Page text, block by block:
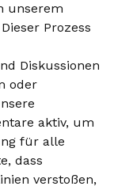
unserem
Prozess
Diskussionen
oder
aktiv, um
für alle
dass
verstoßen,